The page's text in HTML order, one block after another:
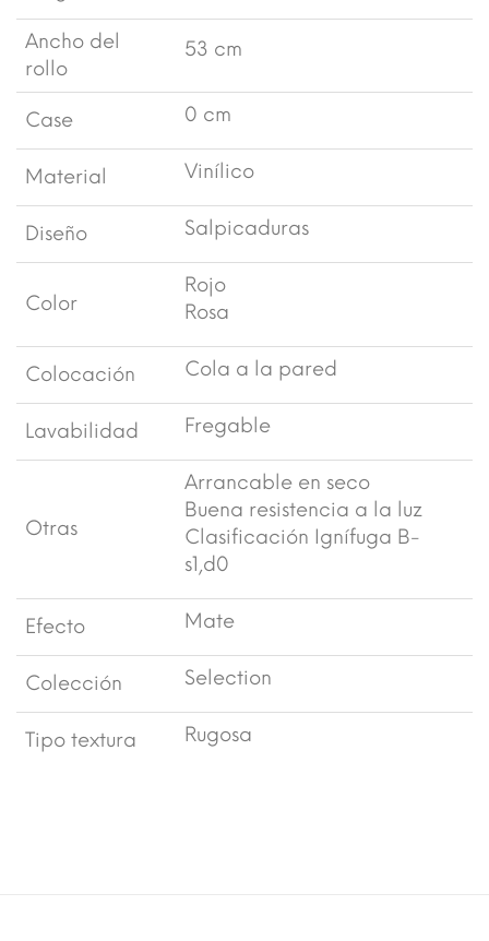
Ancho del
rollo
53 cm
Case 0 cm
Material Vinílico
Diseño Salpicaduras
Color
Rojo
Rosa
Colocación Cola a la pared
Lavabilidad Fregable
Otras
Arrancable en seco
Buena resistencia a la luz
Clasificación Ignífuga B-
s1,d0
Efecto Mate
Colección Selection
Tipo textura Rugosa